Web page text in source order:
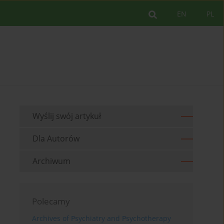
PL
EN
Wyślij swój artykuł
Dla Autorów
Archiwum
Polecamy
Archives of Psychiatry and Psychotherapy